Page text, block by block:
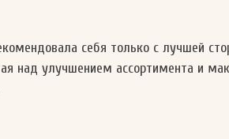
себя только с лучшей
над улучшением ассортимента и